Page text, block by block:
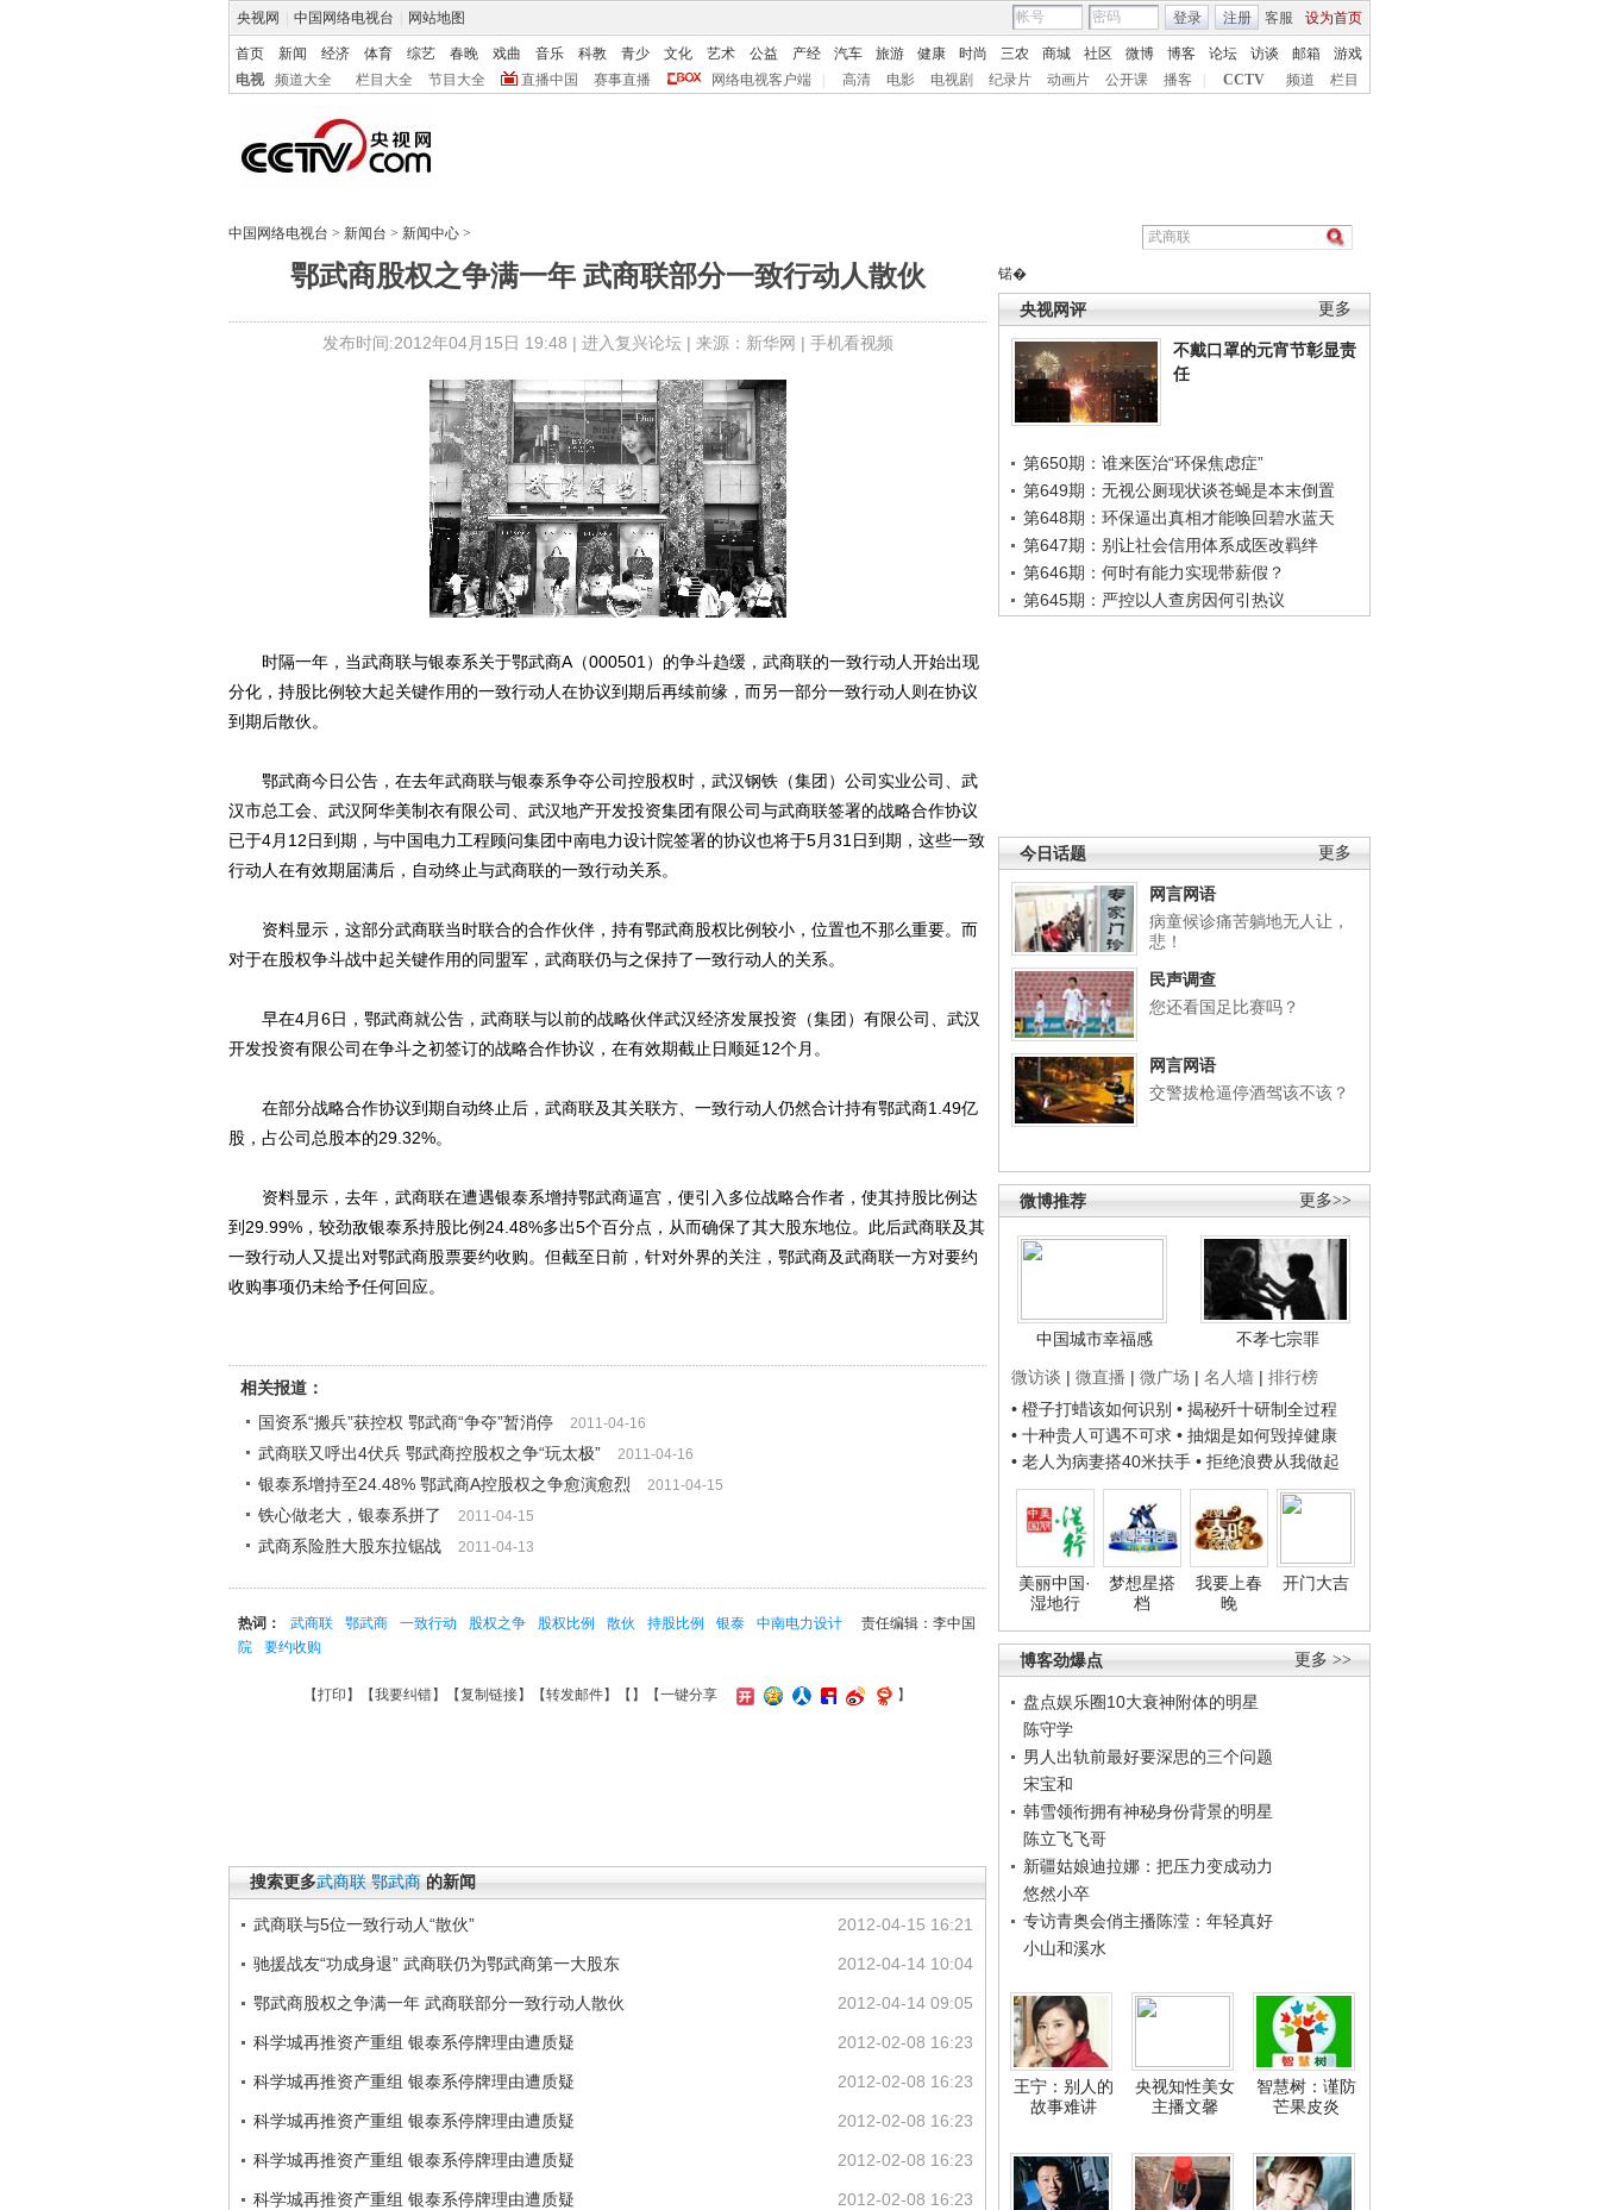
央视网 中国网络电视台 网站地图 客服 设为首页
登录 注册
首页 新闻 经济 体育 综艺 春晚 戏曲 音乐 科教 青少 文化 艺术 公益 产经 汽车 旅游 健康 时尚 三农 商城 社区 微博 博客 论坛 访谈 邮箱
游戏
电视
频道大全 栏目大全 节目大全 直播中国 赛事直播 网络电视客户端 高清 电影 电视剧 纪录片 动画片 公开课 播客 CCTV 频道 栏目
中国网络电视台 > 新闻台 > 新闻中心 >
鄂武商股权之争满一年 武商联部分一致行动人散伙
发布时间:2012年04月15日 19:48 | 进入复兴论坛| 来源：新华网 | 手机看视频
锘�
更多
央视网评
不戴口罩的元宵节彰显责
任
第650期：谁来医治“环保焦虑症”
第649期：无视公厕现状谈苍蝇是本末倒置
第648期：环保逼出真相才能唤回碧水蓝天
第647期：别让社会信用体系成医改羁绊
第646期：何时有能力实现带薪假？
第645期：严控以人查房因何引热议
更多
今日话题
网言网语
病童候诊痛苦躺地无人让，
悲！
民声调查
您还看国足比赛吗？
网言网语
交警拔枪逼停酒驾该不该？
更多>>
微博推荐
中国城市幸福感
不孝七宗罪
微访谈 | 微直播 | 微广场 | 名人墙 | 排行榜
• 橙子打蜡该如何识别 • 揭秘歼十研制全过程
• 十种贵人可遇不可求 • 抽烟是如何毁掉健康
• 老人为病妻搭40米扶手 • 拒绝浪费从我做起
美丽中国·
湿地行
梦想星搭
档
我要上春
晚
开门大吉
更多 >>
博客劲爆点
盘点娱乐圈10大衰神附体的明星
陈守学
男人出轨前最好要深思的三个问题
宋宝和
韩雪领衔拥有神秘身份背景的明星
陈立飞飞哥
新疆姑娘迪拉娜：把压力变成动力
悠然小卒
专访青奥会俏主播陈滢：年轻真好
小山和溪水
王宁：别人的
故事难讲
央视知性美女
主播文馨
智慧树：谨防
芒果皮炎
时隔一年，当武商联与银泰系关于鄂武商A（000501）的争斗趋缓，武商联的一致行动人开始出现
分化，持股比例较大起关键作用的一致行动人在协议到期后再续前缘，而另一部分一致行动人则在协议
到期后散伙。
鄂武商今日公告，在去年武商联与银泰系争夺公司控股权时，武汉钢铁（集团）公司实业公司、武
汉市总工会、武汉阿华美制衣有限公司、武汉地产开发投资集团有限公司与武商联签署的战略合作协议
已于4月12日到期，与中国电力工程顾问集团中南电力设计院签署的协议也将于5月31日到期，这些一致
行动人在有效期届满后，自动终止与武商联的一致行动关系。
资料显示，这部分武商联当时联合的合作伙伴，持有鄂武商股权比例较小，位置也不那么重要。而
对于在股权争斗战中起关键作用的同盟军，武商联仍与之保持了一致行动人的关系。
早在4月6日，鄂武商就公告，武商联与以前的战略伙伴武汉经济发展投资（集团）有限公司、武汉
开发投资有限公司在争斗之初签订的战略合作协议，在有效期截止日顺延12个月。
在部分战略合作协议到期自动终止后，武商联及其关联方、一致行动人仍然合计持有鄂武商1.49亿
股，占公司总股本的29.32%。
资料显示，去年，武商联在遭遇银泰系增持鄂武商逼宫，便引入多位战略合作者，使其持股比例达
到29.99%，较劲敌银泰系持股比例24.48%多出5个百分点，从而确保了其大股东地位。此后武商联及其
一致行动人又提出对鄂武商股票要约收购。但截至日前，针对外界的关注，鄂武商及武商联一方对要约
收购事项仍未给予任何回应。
相关报道：
国资系“搬兵”获控权 鄂武商“争夺”暂消停
2011-04-16
武商联又呼出4伏兵 鄂武商控股权之争“玩太极” 2011-04-16
银泰系增持至24.48% 鄂武商A控股权之争愈演愈烈 2011-04-15
铁心做老大，银泰系拼了 2011-04-15
武商系险胜大股东拉锯战 2011-04-13
责任编辑：李中国
热词： 武商联 鄂武商 一致行动 股权之争 股权比例 散伙 持股比例 银泰
中南电力设计
院
要约收购
【打印 】【我要纠错】【复制链接】【转发邮件】【 】 【一键分享 】
搜索更多武商联 鄂武商 的新闻
2012-04-15 16:21
武商联与5位一致行动人“散伙”
2012-04-14 10:04
驰援战友“功成身退” 武商联仍为鄂武商第一大股东
2012-04-14 09:05
鄂武商股权之争满一年 武商联部分一致行动人散伙
2012-02-08 16:23
科学城再推资产重组 银泰系停牌理由遭质疑
2012-02-08 16:23
科学城再推资产重组 银泰系停牌理由遭质疑
2012-02-08 16:23
科学城再推资产重组 银泰系停牌理由遭质疑
2012-02-08 16:23
科学城再推资产重组 银泰系停牌理由遭质疑
2012-02-08 16:23
科学城再推资产重组 银泰系停牌理由遭质疑